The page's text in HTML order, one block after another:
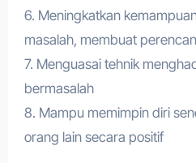
6. Meningkatkan
masalah, membuat
7. Menguasai tehnik
bermasalah
8. Mampu memimpin diri
orang lain secara positif